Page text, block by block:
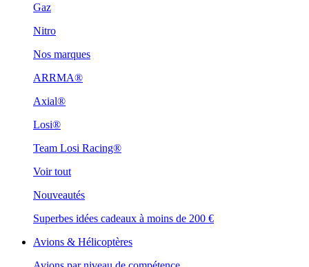
Gaz
Nitro
Nos marques
ARRMA®
Axial®
Losi®
Team Losi Racing®
Voir tout
Nouveautés
Superbes idées cadeaux à moins de 200 €
Avions & Hélicoptères